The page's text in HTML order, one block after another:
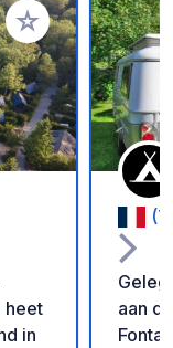
Voeg toe aan je
heet
in
aan